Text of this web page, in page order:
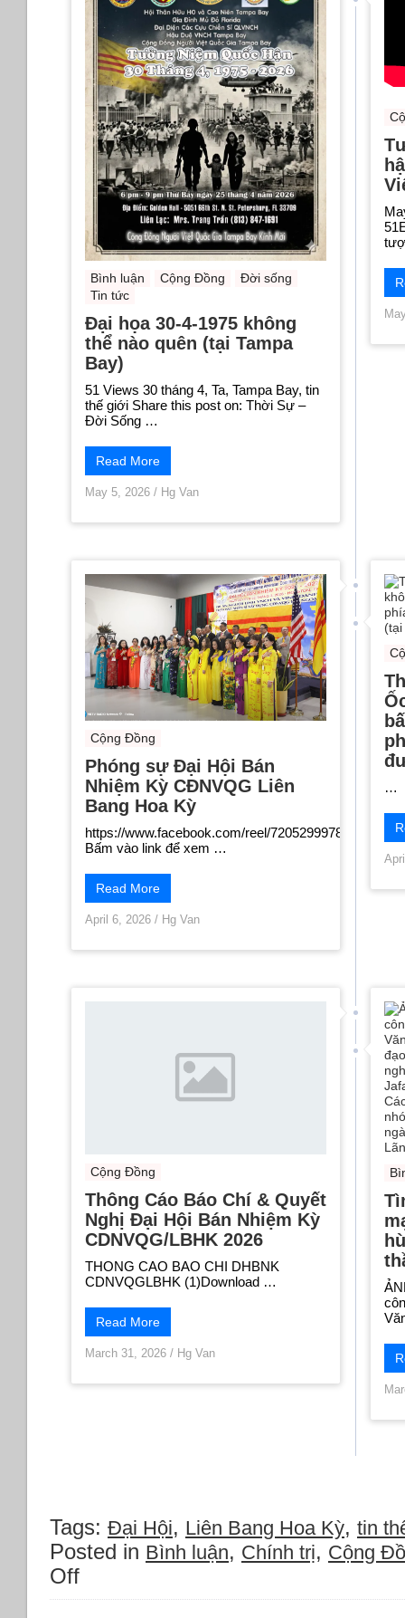
Bình luận Cộng Đồng
Đời sống
Tin tức
Đại họa 30-4-1975 không
thể nào quên (tại Tampa
Bay)
51 Views 30 tháng 4, Ta, Tampa Bay, tin
thế giới Share this post on: Thời Sự –
Đời Sống …
Read More
May 5, 2026/ Hg Van
Cộng Đồng
Phóng sự Đại Hội Bán
Nhiệm Kỳ CĐNVQG Liên
Bang Hoa Kỳ
https://www.facebook.com/reel/720529997813876
Bấm vào link để xem …
Read More
April 6, 2026/ Hg Van
…
Cộng Đồng
Thông Cáo Báo Chí & Quyết
Nghị Đại Hội Bán Nhiệm Kỳ
CDNVQG/LBHK 2026
THONG CAO BAO CHI DHBNK
CDNVQGLBHK (1)Download …
Read More
March 31, 2026/ Hg Van
Tags: Đại Hội, Liên Bang Hoa Kỳ, tin
Posted in Bình luận, Chính trị, Cộng
Offon